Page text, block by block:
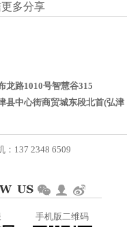
更多分享
龙路1010号智慧谷315
县中心街商贸城东段北首(弘津
：137 2348 6509
手机版二维码